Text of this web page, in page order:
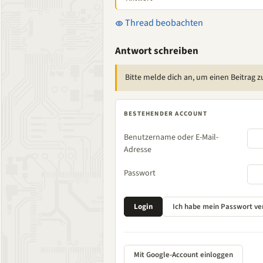
Thread beobachten
Antwort schreiben
Bitte melde dich an, um einen Beitrag
BESTEHENDER ACCOUNT
Benutzername oder E-Mail-
Adresse
Passwort
Mit Google-Account einloggen